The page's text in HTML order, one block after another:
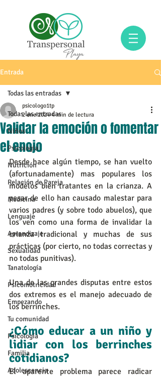
Entrada
Todas las entradas
Niños
Psicología
Nutrición
Relación de Pareja
Medicina
Lenguaje
Aprendizaje
Sexualidad
Tanatología
Psicomotricidad
Empezando
Tu comunidad
Psicología
Familia
Adolescencia
Todas las entradas
Validar la emoción o fomentar
el enojo
psicologo1tp
2 ene 2024 4 min de lectura
Desde hace algún tiempo, se han vuelto
(afortunadamente) mas populares los
modelos bien tratantes en la crianza. A
pesar de ello han causado malestar para
varios padres (y sobre todo abuelos), que
los ven como una forma de invalidar la
crianza tradicional y muchas de sus
prácticas (por cierto, no todas correctas y
no todas punitivas).
Una de las grandes disputas entre estos
dos extremos es el manejo adecuado de
los berrinches.
¿Cómo educar a un niño y
lidiar con los berrinches
cotidianos?
El aparente problema parece radicar